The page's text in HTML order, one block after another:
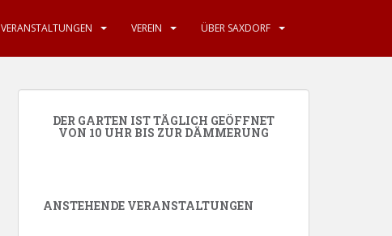
VERANSTALTUNGEN VEREIN ÜBER SAXDORF
DER GARTEN IST TÄGLICH GEÖFFNET
VON 10 UHR BIS ZUR DÄMMERUNG
ANSTEHENDE VERANSTALTUNGEN